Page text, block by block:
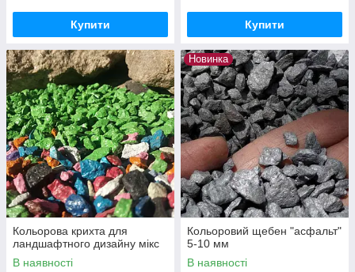
Купити Купити
Кольорова крихта для
ландшафтного дизайну мікс
В наявності
Новинка
Кольоровий щебен "асфальт"
5-10 мм
В наявності